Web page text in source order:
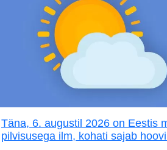
Täna, 6. augustil 2026 on Eestis
pilvisusega ilm, kohati sajab